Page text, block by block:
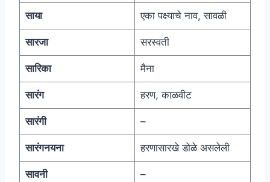
साया एका पक्ष्याचे नाव, सावळी
सारजा सरस्वती
सारिका मैना
सारंग हरण, काळवीट
सारंगी –
सारंगनयना हरणासारखे डोळे असलेली
सावनी –